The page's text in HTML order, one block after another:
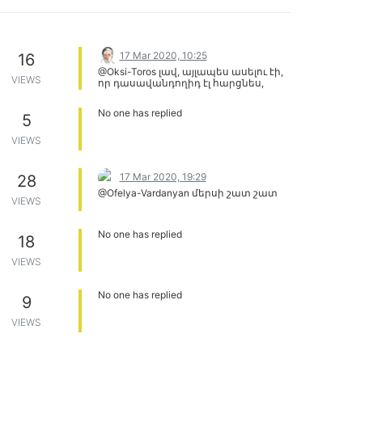
16
VIEWS
17 Mar 2020, 10:25
@Oksi-Toros լավ, այլապես ասելու էի,
որ դասավանդողիդ էլ հարցնես,
հետ վերջավորությունների մասինա
5
VIEWS
No one has replied
28
VIEWS
17 Mar 2020, 19:29
@Ofelya-Vardanyan մերսի շատ շատ
18
VIEWS
No one has replied
9
VIEWS
No one has replied